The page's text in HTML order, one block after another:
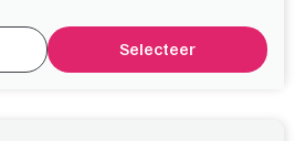
Selecteer